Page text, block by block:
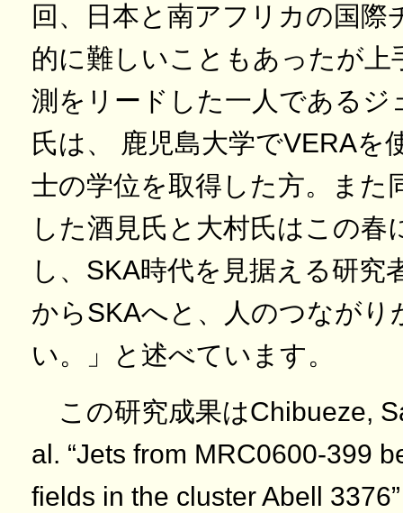
回、日本と南アフリカの国際
的に難しいこともあったが上
測をリードした一人であるジ
氏は、 鹿児島大学でVERAを
士の学位を取得した方。また
した酒見氏と大村氏はこの春
し、SKA時代を見据える研究
からSKAへと、人のつながり
い。」と述べています。
この研究成果はChibueze,
al. “Jets from MRC0600-399
fields in the cluster Abell